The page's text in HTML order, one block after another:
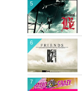
5
6
7